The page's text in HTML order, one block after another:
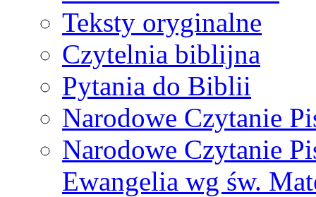
Teksty oryginalne
Czytelnia biblijna
Pytania do Biblii
Narodowe Czytanie
Narodowe Czytanie
Ewangelia wg św.